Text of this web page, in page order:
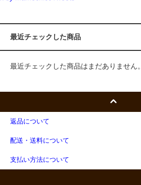
最近チェックした商品
最近チェックした商品はまだありません。
返品について
配送・送料について
支払い方法について